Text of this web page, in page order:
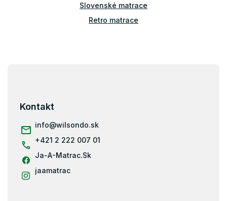
Slovenské matrace
Retro matrace
Matrace na gauč
Matrace na váľandu
Klinové matrace
Kontakt
info@wilsondo.sk
+421 2 222 007 01
Ja-A-Matrac.Sk
jaamatrac